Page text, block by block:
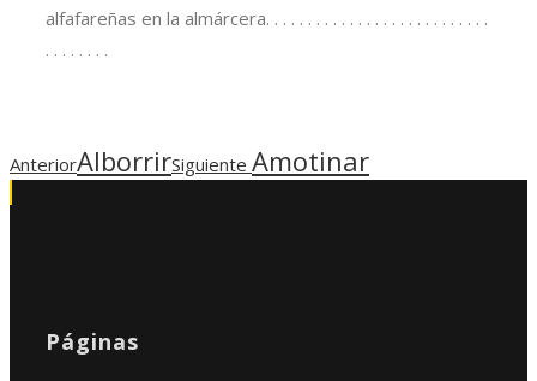
alfafareñas en la almárcera. . . . . . . . . . . . . . . . . . . . . . . . . . .
. . . . . . . .
AnteriorAlborrirSiguiente Amotinar
Páginas